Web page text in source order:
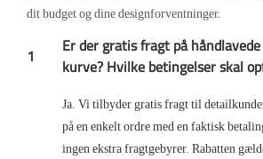
dit budget og dine designforventninger.
1
Er der gratis fragt på
kurve? Hvilke betingelser skal
Ja. Vi tilbyder gratis fragt til
på en enkelt ordre med en faktisk
ingen ekstra fragtgebyrer. Rabatten